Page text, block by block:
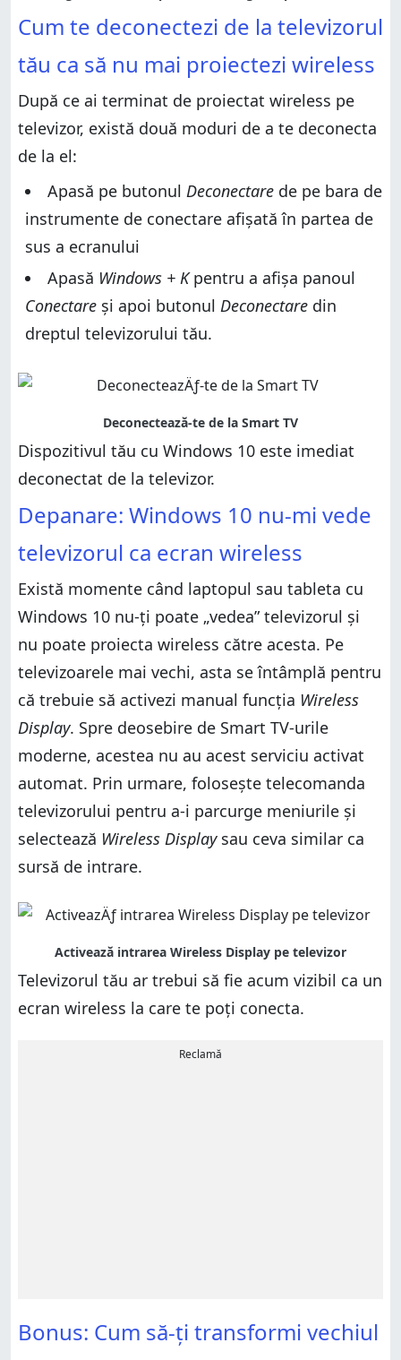
Cum te deconectezi de la televizorul
tău ca să nu mai proiectezi wireless
După ce ai terminat de proiectat wireless pe
televizor, există două moduri de a te deconecta
de la el:
Apasă pe butonul Deconectare de pe bara de
instrumente de conectare afișată în partea de
sus a ecranului
Apasă Windows + Kpentru a afișa panoul
Conectare și apoi butonul Deconectare din
dreptul televizorului tău.
Dispozitivul tău cu Windows 10 este imediat
deconectat de la televizor.
Depanare: Windows 10 nu-mi vede
televizorul ca ecran wireless
Există momente când laptopul sau tableta cu
Windows 10 nu-ți poate „vedea” televizorul și
nu poate proiecta wireless către acesta. Pe
televizoarele mai vechi, asta se întâmplă pentru
că trebuie să activezi manual funcția Wireless
Display. Spre deosebire de Smart TV-urile
moderne, acestea nu au acest serviciu activat
automat. Prin urmare, folosește telecomanda
televizorului pentru a-i parcurge meniurile și
selectează Wireless Displaysau ceva similar ca
sursă de intrare.
Televizorul tău ar trebui să fie acum vizibil ca un
ecran wireless la care te poți conecta.
Reclamă
Bonus: Cum să-ți transformi vechiul